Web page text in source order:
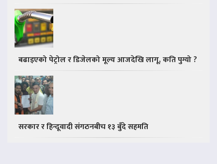
बढाइएको पेट्रोल र डिजेलको मूल्य आजदेखि लागू, कति पुग्यो ?
सरकार र हिन्दूवादी संगठनबीच १३ बुँदे सहमति